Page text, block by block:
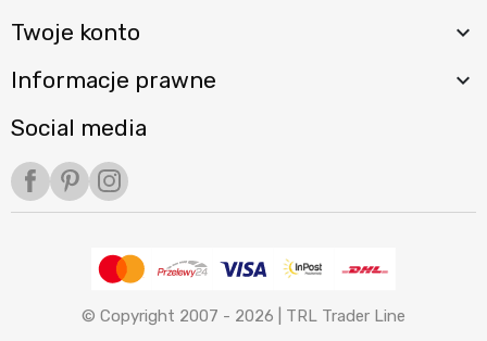
Twoje konto 
Informacje prawne 
Social media
Facebook
PinterestInstagram
© Copyright 2007 - 2026 | TRL Trader Line